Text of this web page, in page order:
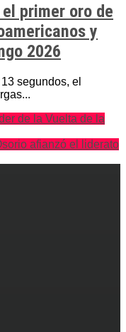
primer oro de
y
2026
segundos, el
de la Vuelta de la
afianzó el liderato